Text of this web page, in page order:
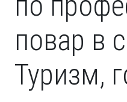
повар в
Туризм,